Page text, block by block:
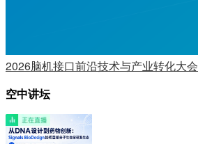
2026脑机接口前沿技术与产业转化大会
空中讲坛